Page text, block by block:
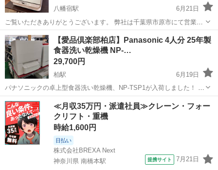
八幡宿駅
6月21日
ご覧いただきありがとうございます。 弊社は千葉県市原市にて営業し
ておりますリサイクルショップ愛品館市原店です。 こちらの商品は店
頭にて並行販売中です。 お取引につきましてはジモティーのメールか
弊社HPおよび店舗...
千葉 市原市 八幡宿駅 キッチン家電
【愛品倶楽部柏店】Panasonic 4人分 25年製
食器洗い乾燥機 NP-…
29,700円
柏駅
6月19日
パナソニックの卓上型食器洗い乾燥機、NP-TSP1が入荷しました！ 賃
貸でも使いやすい工事不要のタンク式で、なんと2025年製の高年式モ
デル★ 分岐水栓の取り付けを悩んでいた方にもぴったりですよ。 上部
にスライ...
千葉 柏市 柏駅 キッチン家電 タンク
≪月収35万円・派遣社員≫クレーン・フォー
クリフト・重機
時給1,600円
日払い
株式会社BREXA Next
神奈川県 南橋本駅
提携サイト 7月21日